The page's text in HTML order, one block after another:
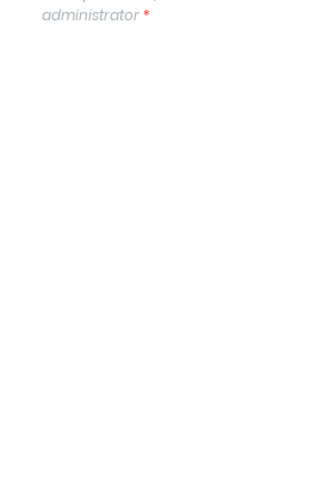
administrator*